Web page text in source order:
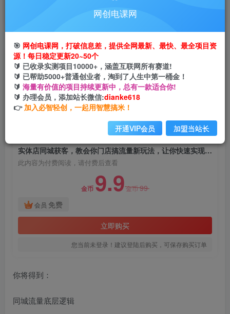
搭建同款网站，自己当老板
实体店同城获客，教会你门店搞流量新玩法，让你
快速实现客流暴增
网创电课网
2年前发布
1220 125
实体店同城获客，教会你门店搞流量新玩法，让你快速实现客流暴增
此内容为付费阅读，请付费后查看
金币 9.9金币99
会员 免费
立即购买
您当前未登录！建议登陆后购买，可保存购买订单
你将得到：
同城流量底层逻辑
网创电课网
🎯 网创电课网，打破信息差，提供全网最新、最快、最全项目资
源！每日稳定更新20~50个
🔰 已收录实测项目10000+，涵盖互联网所有赛道!
🔰 已帮助5000+普通创业者，淘到了人生中第一桶金！
🔰 海量有价值的项目持续更新中，总有一款适合你!
🔰 办理会员，添加站长微信:dianke618
👉 加入必智轻创，一起用智慧搞米！
开通VIP会员 加盟当站长